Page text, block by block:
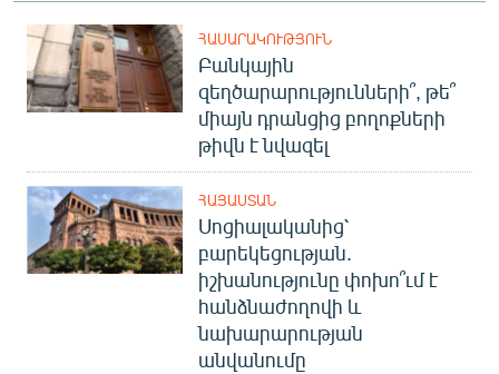
ՀԱՍԱՐԱԿՈՒԹՅՈՒՆ
Բանկային
զեղծարարությունների՞, թե՞
միայն դրանցից բողոքների
թիվն է նվազել
ՀԱՅԱՍՏԱՆ
Սոցիալականից՝
բարեկեցության.
իշխանությունը փոխո՞ւմ է
հանձնաժողովի և
նախարարության
անվանումը